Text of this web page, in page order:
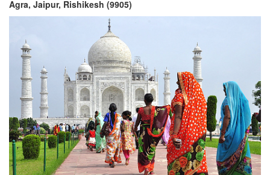
Agra, Jaipur, Rishikesh (9905)